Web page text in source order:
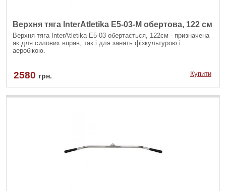
Верхня тяга InterAtletika E5-03-M обертова, 122 см
Верхня тяга InterAtletika Е5-03 обертається, 122см - призначена
як для силових вправ, так і для занять фізкультурою і
аеробікою.
2580 грн. Купити